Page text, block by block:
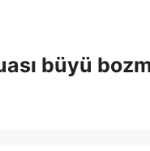
büyü